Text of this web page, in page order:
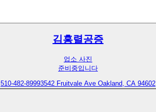
김흥렬공증
업소 사진
준비중입니다
510-482-89993542 Fruitvale Ave Oakland, CA 94602